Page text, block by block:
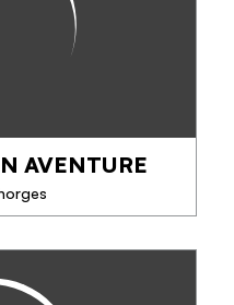
découverte de la
dans des...
PLUS
AVENTURE